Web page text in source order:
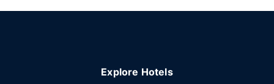
Sonstige Einrichtungen
Explore Hotels